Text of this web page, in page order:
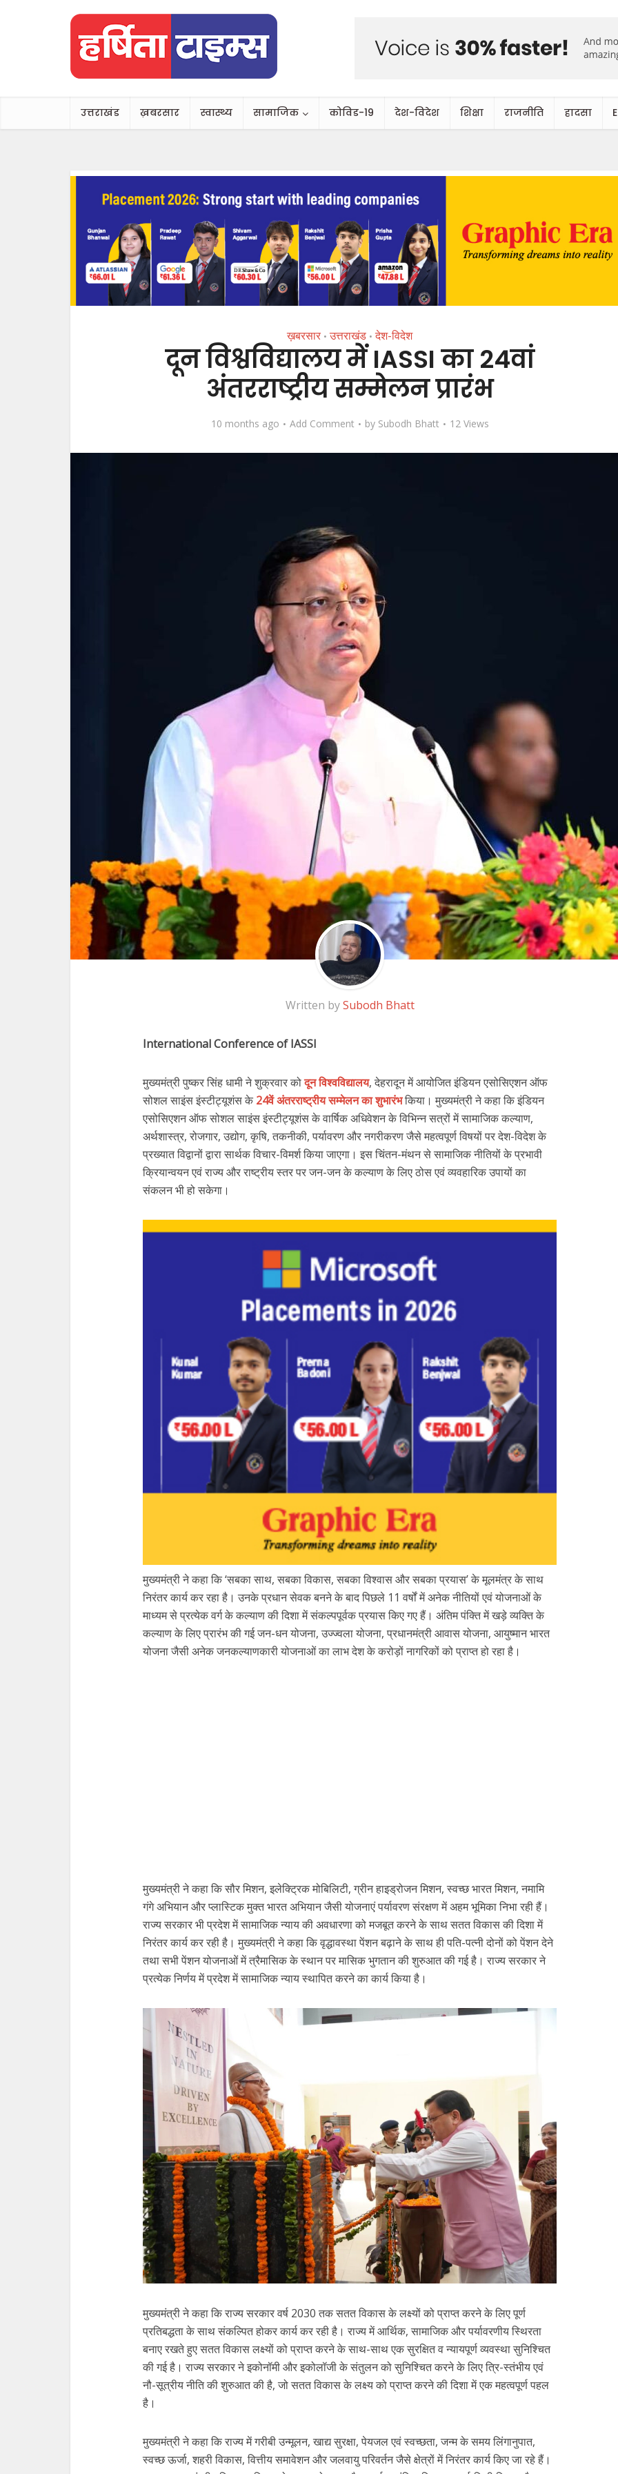
उत्तराखंड ख़बरसार स्वास्थ्य सामाजिक कोविड-19 देश-विदेश शिक्षा राजनीति हादसा
ख़बरसार • उत्तराखंड • देश-विदेश
दून विश्वविद्यालय में IASSI का 24वां
अंतरराष्ट्रीय सम्मेलन प्रारंभ
10 months ago Add Comment by Subodh Bhatt 12 Views
Written bySubodh Bhatt
International Conference of IASSI
मुख्यमंत्री पुष्कर सिंह धामी ने शुक्रवार कोदून विश्वविद्यालय, देहरादून में आयोजित इंडियन एसोसिएशन ऑफ
सोशल साइंस इंस्टीट्यूशंस के 24वें अंतरराष्ट्रीय सम्मेलन का शुभारंभकिया। मुख्यमंत्री ने कहा कि इंडियन
एसोसिएशन ऑफ सोशल साइंस इंस्टीट्यूशंस के वार्षिक अधिवेशन के विभिन्न सत्रों में सामाजिक कल्याण,
अर्थशास्त्र, रोजगार, उद्योग, कृषि, तकनीकी, पर्यावरण और नगरीकरण जैसे महत्वपूर्ण विषयों पर देश-विदेश के
प्रख्यात विद्वानों द्वारा सार्थक विचार-विमर्श किया जाएगा। इस चिंतन-मंथन से सामाजिक नीतियों के प्रभावी
क्रियान्वयन एवं राज्य और राष्ट्रीय स्तर पर जन-जन के कल्याण के लिए ठोस एवं व्यवहारिक उपायों का
संकलन भी हो सकेगा।
मुख्यमंत्री ने कहा कि ‘सबका साथ, सबका विकास, सबका विश्वास और सबका प्रयास’ के मूलमंत्र के साथ
निरंतर कार्य कर रहा है। उनके प्रधान सेवक बनने के बाद पिछले 11 वर्षों में अनेक नीतियों एवं योजनाओं के
माध्यम से प्रत्येक वर्ग के कल्याण की दिशा में संकल्पपूर्वक प्रयास किए गए हैं। अंतिम पंक्ति में खड़े व्यक्ति के
कल्याण के लिए प्रारंभ की गई जन-धन योजना, उज्ज्वला योजना, प्रधानमंत्री आवास योजना, आयुष्मान भारत
योजना जैसी अनेक जनकल्याणकारी योजनाओं का लाभ देश के करोड़ों नागरिकों को प्राप्त हो रहा है।
मुख्यमंत्री ने कहा कि सौर मिशन, इलेक्ट्रिक मोबिलिटी, ग्रीन हाइड्रोजन मिशन, स्वच्छ भारत मिशन, नमामि
गंगे अभियान और प्लास्टिक मुक्त भारत अभियान जैसी योजनाएं पर्यावरण संरक्षण में अहम भूमिका निभा रही हैं।
राज्य सरकार भी प्रदेश में सामाजिक न्याय की अवधारणा को मजबूत करने के साथ सतत विकास की दिशा में
निरंतर कार्य कर रही है। मुख्यमंत्री ने कहा कि वृद्धावस्था पेंशन बढ़ाने के साथ ही पति-पत्नी दोनों को पेंशन देने
तथा सभी पेंशन योजनाओं में त्रैमासिक के स्थान पर मासिक भुगतान की शुरुआत की गई है। राज्य सरकार ने
प्रत्येक निर्णय में प्रदेश में सामाजिक न्याय स्थापित करने का कार्य किया है।
मुख्यमंत्री ने कहा कि राज्य सरकार वर्ष 2030 तक सतत विकास के लक्ष्यों को प्राप्त करने के लिए पूर्ण
प्रतिबद्धता के साथ संकल्पित होकर कार्य कर रही है। राज्य में आर्थिक, सामाजिक और पर्यावरणीय स्थिरता
बनाए रखते हुए सतत विकास लक्ष्यों को प्राप्त करने के साथ-साथ एक सुरक्षित व न्यायपूर्ण व्यवस्था सुनिश्चित
की गई है। राज्य सरकार ने इकोनॉमी और इकोलॉजी के संतुलन को सुनिश्चित करने के लिए त्रि-स्तंभीय एवं
नौ-सूत्रीय नीति की शुरुआत की है, जो सतत विकास के लक्ष्य को प्राप्त करने की दिशा में एक महत्वपूर्ण पहल
है।
मुख्यमंत्री ने कहा कि राज्य में गरीबी उन्मूलन, खाद्य सुरक्षा, पेयजल एवं स्वच्छता, जन्म के समय लिंगानुपात,
स्वच्छ ऊर्जा, शहरी विकास, वित्तीय समावेशन और जलवायु परिवर्तन जैसे क्षेत्रों में निरंतर कार्य किए जा रहे हैं।